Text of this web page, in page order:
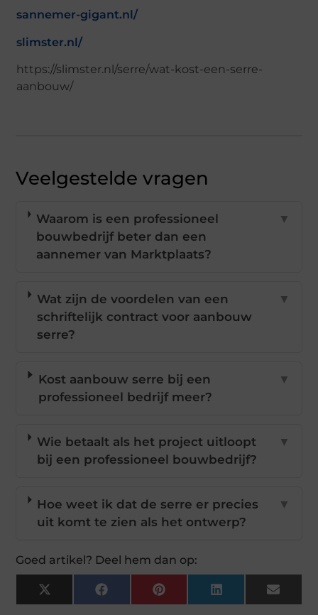
sannemer-gigant.nl/
slimster.nl/
https://slimster.nl/serre/wat-kost-een-serre-
aanbouw/
Veelgestelde vragen
Waarom is een professioneel
bouwbedrijf beter dan een
aannemer van Marktplaats?
▼
Wat zijn de voordelen van een
schriftelijk contract voor aanbouw
serre?
▼
Kost aanbouw serre bij een
professioneel bedrijf meer?
▼
Wie betaalt als het project uitloopt
bij een professioneel bouwbedrijf?
▼
Hoe weet ik dat de serre er precies
uit komt te zien als het ontwerp?
▼
Goed artikel? Deel hem dan op:
X
(Twitter)
FacebookPinterestLinkedInEmail